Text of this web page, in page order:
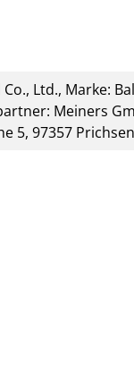
Ltd., Marke:
Meiners
5, 97357